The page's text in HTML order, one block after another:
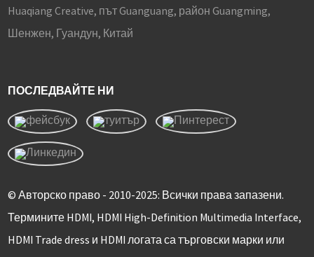
Huaqiang Creative, път Guanguang, район Guangming,
Шенжен, Гуандун, Китай
ПОСЛЕДВАЙТЕ НИ
© Авторско право - 2010-2025: Всички права запазени.
Термините HDMI, HDMI High-Definition Multimedia Interface,
HDMI Trade dress и HDMI логата са търговски марки или